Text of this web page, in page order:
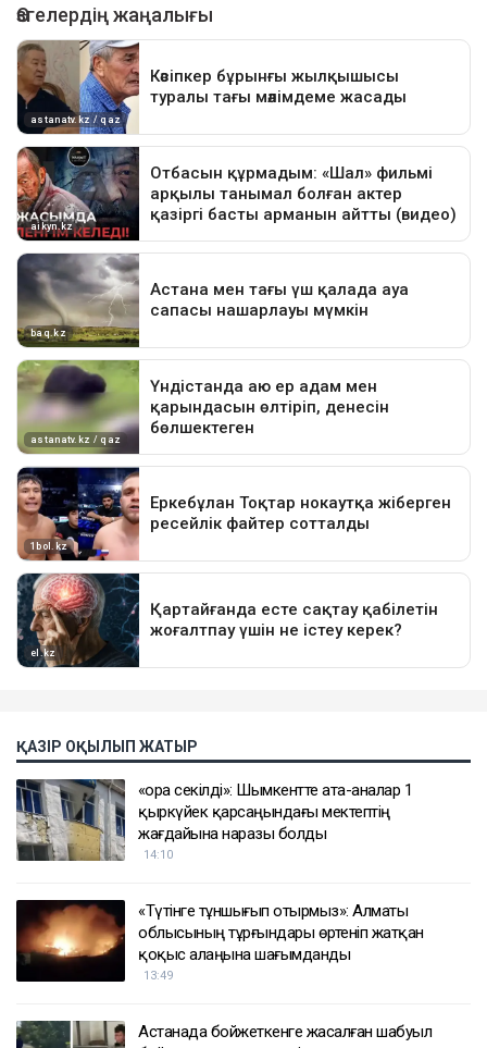
ҚАЗІР ОҚЫЛЫП ЖАТЫР
«Қора секілді»: Шымкентте ата-аналар 1
қыркүйек қарсаңындағы мектептің
жағдайына наразы болды
14:10
«Түтінге тұншығып отырмыз»: Алматы
облысының тұрғындары өртеніп жатқан
қоқыс алаңына шағымданды
13:49
Астанада бойжеткенге жасалған шабуыл